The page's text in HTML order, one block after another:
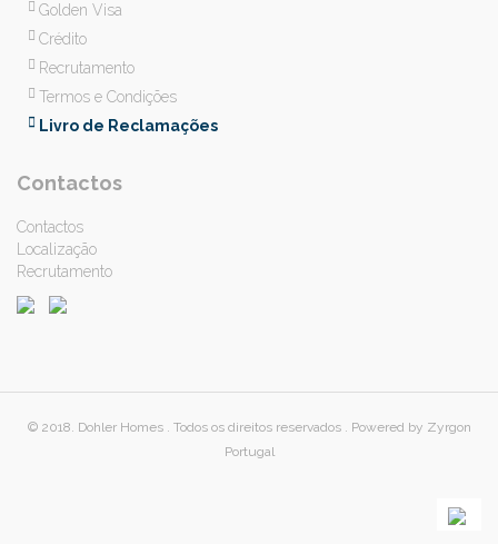
Golden Visa
Crédito
Recrutamento
Termos e Condições
Livro de Reclamações
Contactos
Contactos
Localização
Recrutamento
© 2018. Dohler Homes . Todos os direitos reservados . Powered by Zyrgon
Portugal